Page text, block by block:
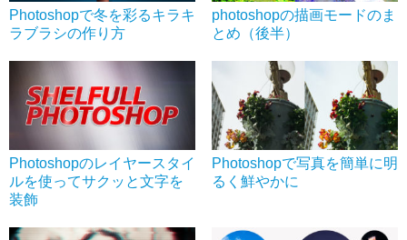
Photoshopで冬を彩るキラキ
ラブラシの作り方
photoshopの描画モードのま
とめ（後半）
Photoshopのレイヤースタイ
ルを使ってサクッと文字を
装飾
Photoshopで写真を簡単に明
るく鮮やかに